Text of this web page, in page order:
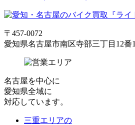
〒457-0072
愛知県名古屋市南区寺部三丁目12番1
名古屋を中心に
愛知県全域に
対応しています。
三重エリアの